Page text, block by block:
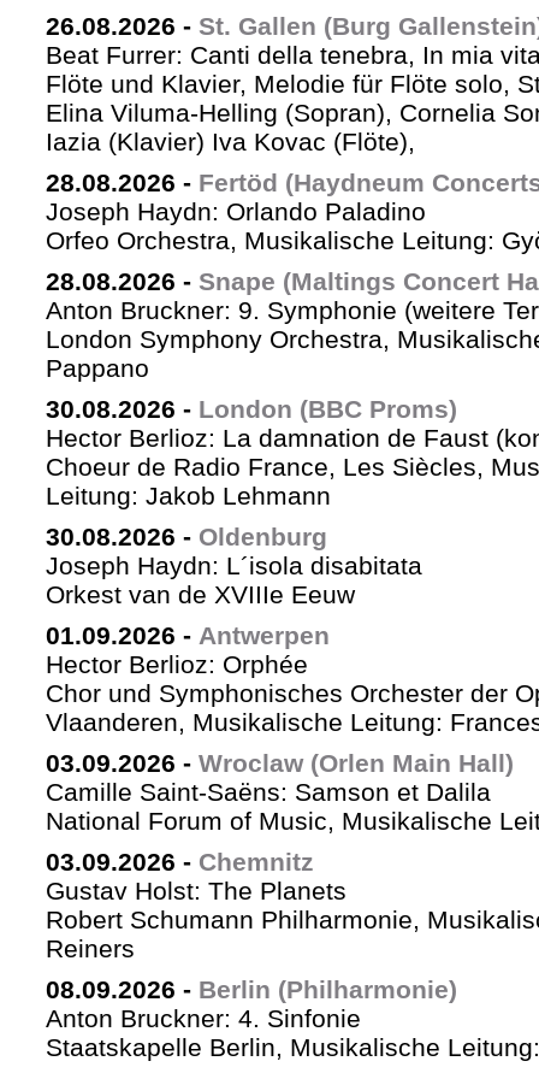
26.08.2026 - St. Gallen (Burg
Beat Furrer: Canti della tenebra, In mia
Flöte und Klavier, Melodie für Flöte solo,
Elina Viluma-Helling (Sopran), Cornelia
Iazia (Klavier) Iva Kovac (Flöte),
28.08.2026 - Fertöd (Haydneum
Joseph Haydn: Orlando Paladino
Orfeo Orchestra, Musikalische Leitung:
28.08.2026 - Snape (Maltings Concert
Anton Bruckner: 9. Symphonie (weitere
London Symphony Orchestra,
Pappano
30.08.2026 - London (BBC Proms)
Hector Berlioz: La damnation de Faust
Choeur de Radio France, Les Siècles,
Leitung: Jakob Lehmann
30.08.2026 - Oldenburg
Joseph Haydn: L´isola disabitata
Orkest van de XVIIIe Eeuw
01.09.2026 - Antwerpen
Hector Berlioz: Orphée
Chor und Symphonisches Orchester der
Vlaanderen, Musikalische Leitung:
03.09.2026 - Wroclaw (Orlen Main Hall)
Camille Saint-Saëns: Samson et Dalila
National Forum of Music, Musikalische
03.09.2026 - Chemnitz
Gustav Holst: The Planets
Robert Schumann Philharmonie,
Reiners
08.09.2026 - Berlin (Philharmonie)
Anton Bruckner: 4. Sinfonie
Staatskapelle Berlin, Musikalische